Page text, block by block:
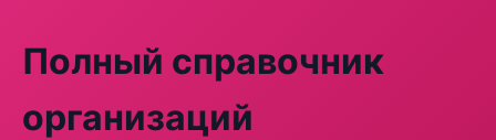
Полный справочник
организаций